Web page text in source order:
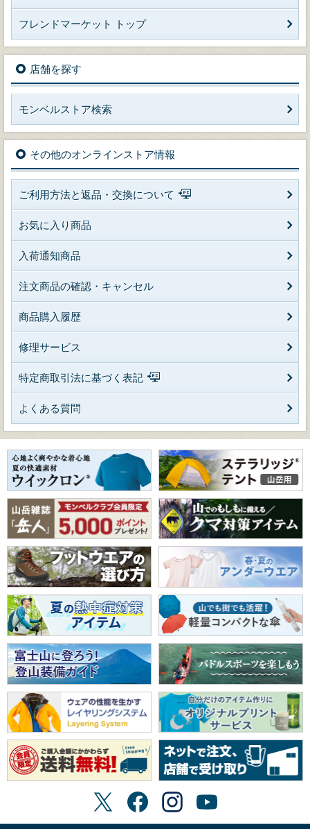
フレンドマーケット トップ
店舗を探す
モンベルストア検索
その他のオンラインストア情報
ご利用方法と返品・交換について
お気に入り商品
入荷通知商品
注文商品の確認・キャンセル
商品購入履歴
修理サービス
特定商取引法に基づく表記
よくある質問